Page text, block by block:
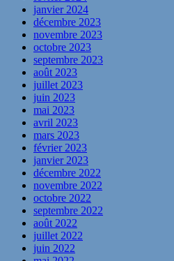
janvier 2024
décembre 2023
novembre 2023
octobre 2023
septembre 2023
août 2023
juillet 2023
juin 2023
mai 2023
avril 2023
mars 2023
février 2023
janvier 2023
décembre 2022
novembre 2022
octobre 2022
septembre 2022
août 2022
juillet 2022
juin 2022